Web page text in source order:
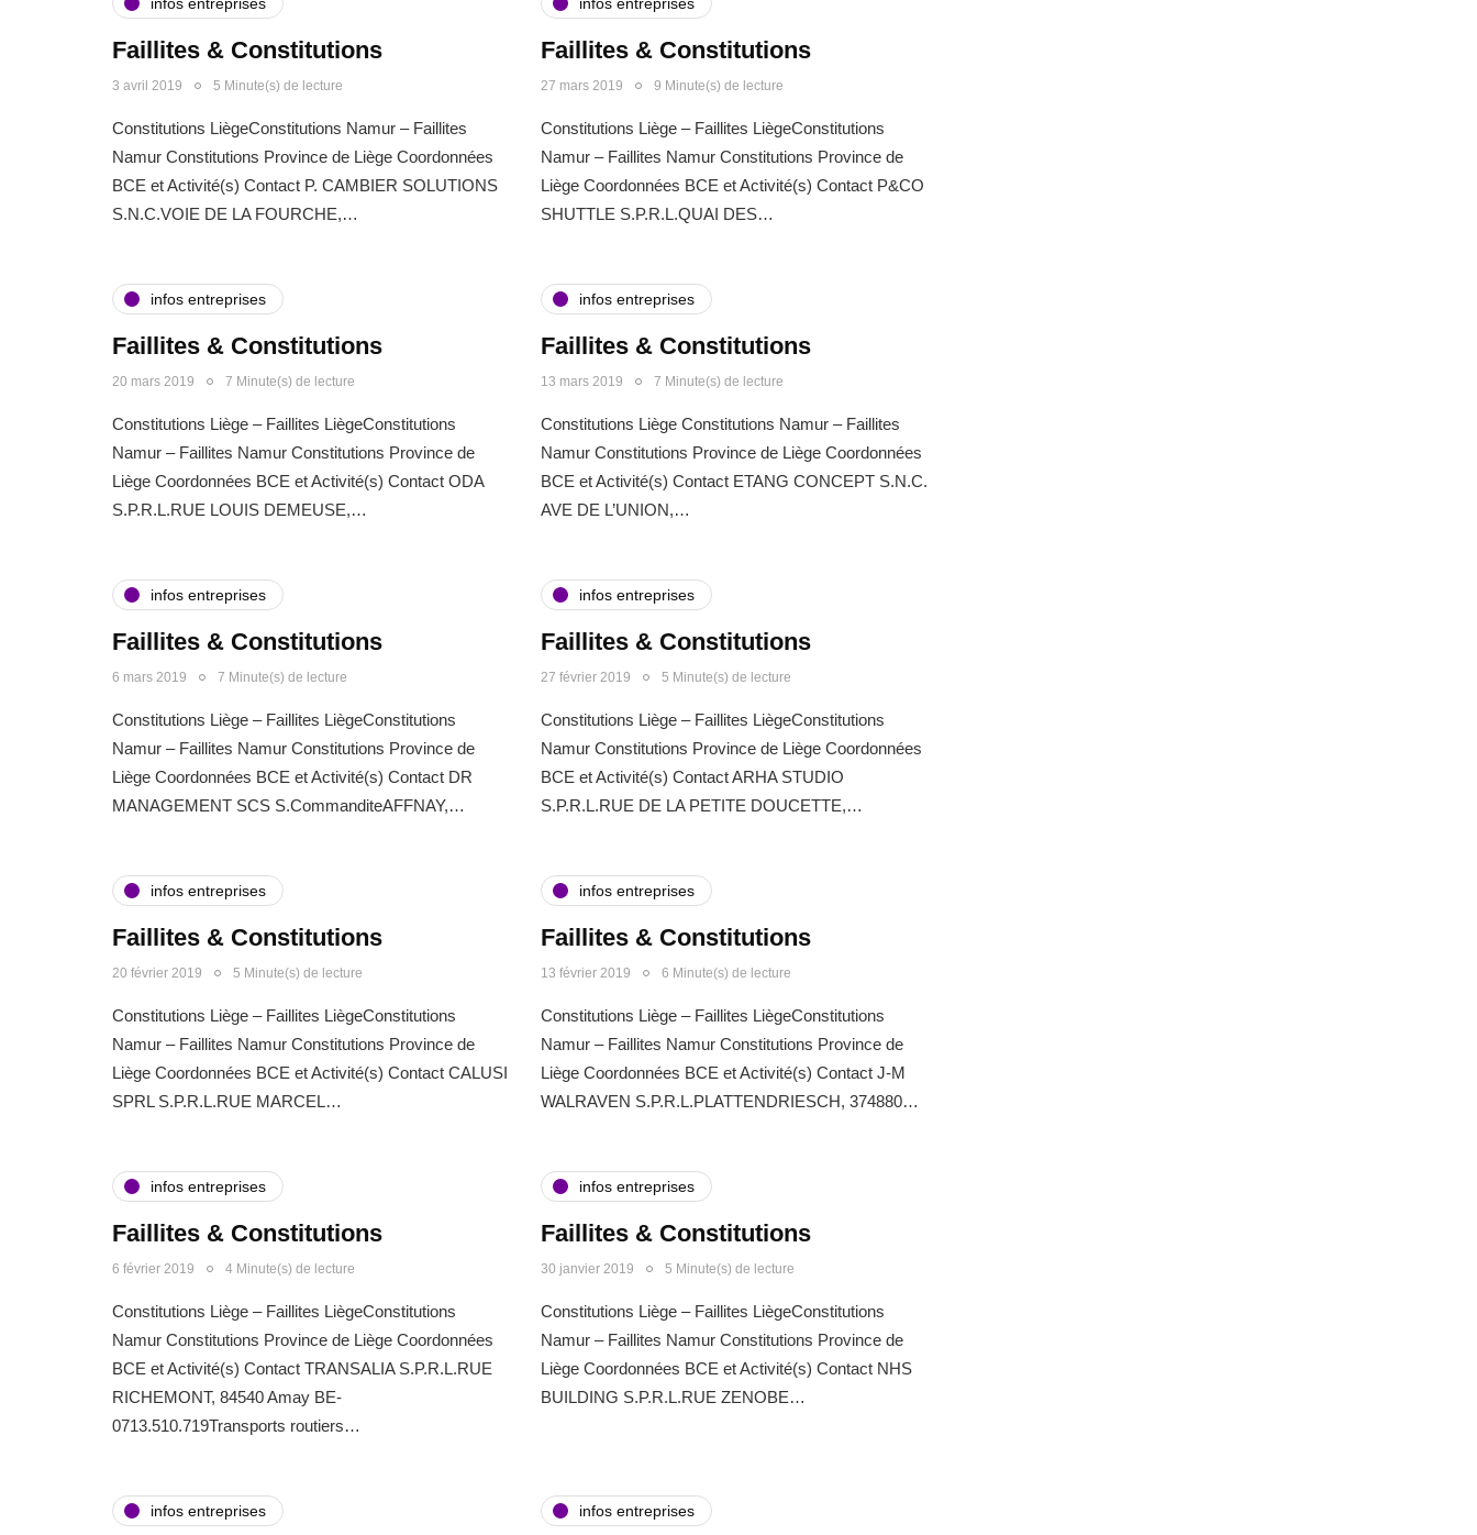
Faillites & Constitutions
3 avril 2019 5 Minute(s) de lecture
Constitutions LiègeConstitutions Namur – Faillites
Namur Constitutions Province de Liège Coordonnées
BCE et Activité(s) Contact P. CAMBIER SOLUTIONS
S.N.C.VOIE DE LA FOURCHE,…
Faillites & Constitutions
27 mars 2019 9 Minute(s) de lecture
Constitutions Liège – Faillites LiègeConstitutions
Namur – Faillites Namur Constitutions Province de
Liège Coordonnées BCE et Activité(s) Contact P&CO
SHUTTLE S.P.R.L.QUAI DES…
infos entreprises
Faillites & Constitutions
20 mars 2019 7 Minute(s) de lecture
Constitutions Liège – Faillites LiègeConstitutions
Namur – Faillites Namur Constitutions Province de
Liège Coordonnées BCE et Activité(s) Contact ODA
S.P.R.L.RUE LOUIS DEMEUSE,…
infos entreprises
Faillites & Constitutions
13 mars 2019 7 Minute(s) de lecture
Constitutions Liège Constitutions Namur – Faillites
Namur Constitutions Province de Liège Coordonnées
BCE et Activité(s) Contact ETANG CONCEPT S.N.C.
AVE DE L’UNION,…
infos entreprises
Faillites & Constitutions
6 mars 2019 7 Minute(s) de lecture
Constitutions Liège – Faillites LiègeConstitutions
Namur – Faillites Namur Constitutions Province de
Liège Coordonnées BCE et Activité(s) Contact DR
MANAGEMENT SCS S.CommanditeAFFNAY,…
infos entreprises
Faillites & Constitutions
27 février 2019 5 Minute(s) de lecture
Constitutions Liège – Faillites LiègeConstitutions
Namur Constitutions Province de Liège Coordonnées
BCE et Activité(s) Contact ARHA STUDIO
S.P.R.L.RUE DE LA PETITE DOUCETTE,…
infos entreprises
Faillites & Constitutions
20 février 2019 5 Minute(s) de lecture
Constitutions Liège – Faillites LiègeConstitutions
Namur – Faillites Namur Constitutions Province de
Liège Coordonnées BCE et Activité(s) Contact CALUSI
SPRL S.P.R.L.RUE MARCEL…
infos entreprises
Faillites & Constitutions
13 février 2019 6 Minute(s) de lecture
Constitutions Liège – Faillites LiègeConstitutions
Namur – Faillites Namur Constitutions Province de
Liège Coordonnées BCE et Activité(s) Contact J-M
WALRAVEN S.P.R.L.PLATTENDRIESCH, 374880…
infos entreprises
Faillites & Constitutions
6 février 2019 4 Minute(s) de lecture
Constitutions Liège – Faillites LiègeConstitutions
Namur Constitutions Province de Liège Coordonnées
BCE et Activité(s) Contact TRANSALIA S.P.R.L.RUE
RICHEMONT, 84540 Amay BE-
0713.510.719Transports routiers…
infos entreprises
Faillites & Constitutions
30 janvier 2019 5 Minute(s) de lecture
Constitutions Liège – Faillites LiègeConstitutions
Namur – Faillites Namur Constitutions Province de
Liège Coordonnées BCE et Activité(s) Contact NHS
BUILDING S.P.R.L.RUE ZENOBE…
infos entreprises infos entreprises